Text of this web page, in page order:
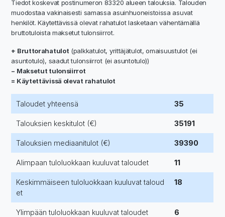
Tiedot koskevat postinumeron 83320 alueen talouksia. Talouden
muodostaa vakinaisesti samassa asuinhuoneistoissa asuvat
henkilöt. Käytettävissä olevat rahatulot lasketaan vähentämällä
bruttotuloista maksetut tulonsiirrot.
+ Bruttorahatulot (palkkatulot, yrittäjätulot, omaisuustulot (ei
asuntotulo), saadut tulonsiirrot (ei asuntotulo))
− Maksetut tulonsiirrot
= Käytettävissä olevat rahatulot
Taloudet yhteensä 35
Talouksien keskitulot (€) 35191
Talouksien mediaanitulot (€) 39390
Alimpaan tuloluokkaan kuuluvat taloudet 11
Keskimmäiseen tuloluokkaan kuuluvat taloud
et
18
Ylimpään tuloluokkaan kuuluvat taloudet 6